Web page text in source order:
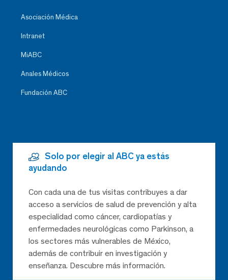
Asociación Médica
Intranet
MiABC
Anales Médicos
Fundación ABC
Solo por elegir al ABC ya estás
ayudando
Con cada una de tus visitas contribuyes a dar
acceso a servicios de salud de prevención y alta
especialidad como cáncer, cardiopatías y
enfermedades neurológicas como Parkinson, a
los sectores más vulnerables de México,
además de contribuir en investigación y
enseñanza. Descubre más información.